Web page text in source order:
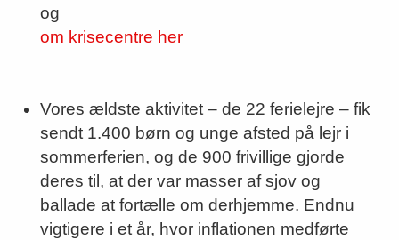
og
om krisecentre her
Vores ældste aktivitet – de 22 ferielejre – fik
sendt 1.400 børn og unge afsted på lejr i
sommerferien, og de 900 frivillige gjorde
deres til, at der var masser af sjov og
ballade at fortælle om derhjemme. Endnu
vigtigere i et år, hvor inflationen medførte